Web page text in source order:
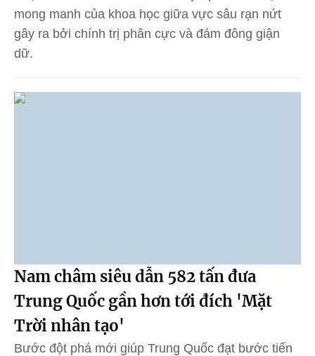
mong manh của khoa học giữa vực sâu rạn nứt
gây ra bởi chính trị phân cực và đám đông giận
dữ.
Nam châm siêu dẫn 582 tấn đưa
Trung Quốc gần hơn tới đích 'Mặt
Trời nhân tạo'
Bước đột phá mới giúp Trung Quốc đạt bước tiến